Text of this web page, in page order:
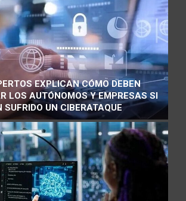
EXPLICAN CÓMO DEBEN
LOS AUTÓNOMOS Y EMPRESAS SI
SUFRIDO UN CIBERATAQUE